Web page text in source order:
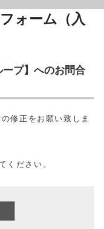
ォーム（入
ープ】へのお問合
修正をお願い致しま
ください。